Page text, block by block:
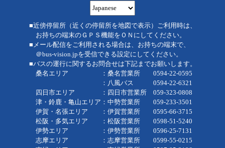
■近傍停留所（近くの停留所を地図で表示）ご利用時は、
お持ちの端末のＧＰＳ機能をＯＮにしてください。
■メール配信をご利用される場合は、お持ちの端末で、
＠bus-vision.jpを受信できる設定にしてください。
■バスの運行に関するお問合せは下記までお願いします。
桑名エリア ：桑名営業所 0594-22-0595
：八風バス 0594-22-6321
四日市エリア ：四日市営業所 059-323-0808
津・鈴鹿・亀山エリア：中勢営業所 059-233-3501
伊賀・名張エリア ：伊賀営業所 0595-66-3715
松阪・多気エリア ：松阪営業所 0598-51-5240
伊勢エリア ：伊勢営業所 0596-25-7131
志摩エリア ：志摩営業所 0599-55-0215